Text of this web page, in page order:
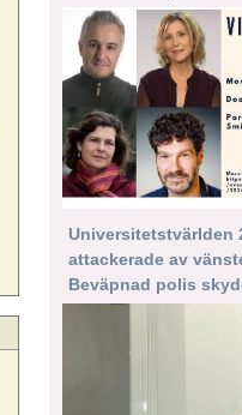
Universitetstvärlden
attackerade av
Beväpnad polis